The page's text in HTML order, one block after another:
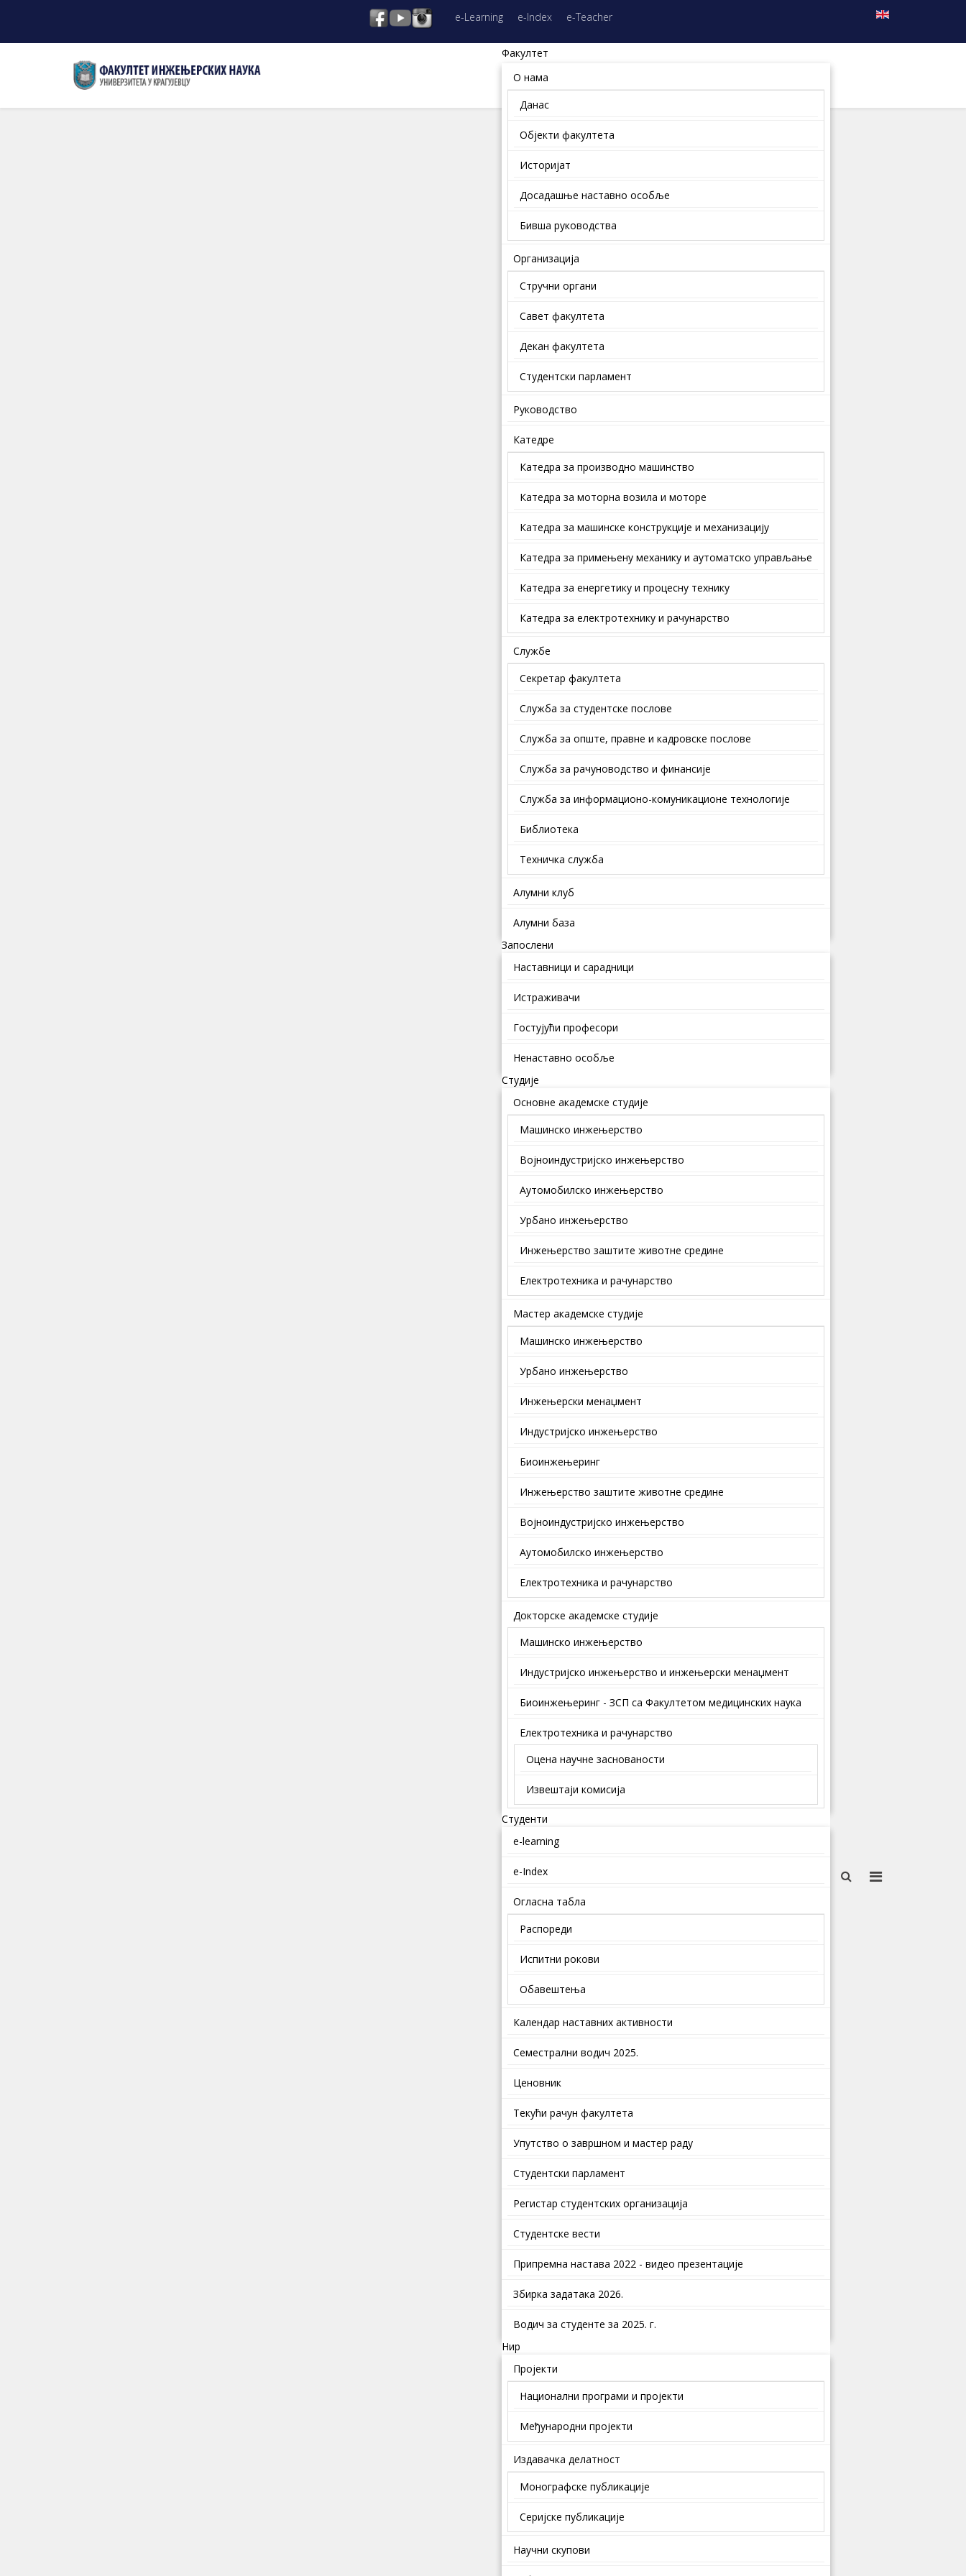
e-Learning e-Index e-Teacher
Факултет
О нама
Данас
Објекти факултета
Историјат
Досадашње наставно особље
Бивша руководства
Организација
Стручни органи
Савет факултета
Декан факултета
Студентски парламент
Руководство
Катедре
Катедра за производно машинство
Катедра за моторна возила и моторе
Катедра за машинске конструкције и механизацију
Катедра за примењену механику и аутоматско управљање
Катедра за енергетику и процесну технику
Катедра за електротехнику и рачунарство
Службе
Секретар факултета
Служба за студентске послове
Службa зa oпштe, прaвнe и кaдрoвскe пoслoвe
Служба за рачуноводство и финансије
Служба за информационо-комуникационе технологије
Библиотека
Техничка служба
Алумни клуб
Алумни база
Запослени
Наставници и сарадници
Истраживачи
Гостујући професори
Ненаставно особље
Студије
Основне академске студије
Машинско инжењерство
Војноиндустријско инжењерство
Аутомобилско инжењерство
Урбано инжењерство
Инжењерство заштите животне средине
Електротехника и рачунарство
Мастер академске студије
Машинско инжењерство
Урбано инжењерство
Инжењерски менаџмент
Индустријско инжењерство
Биоинжењеринг
Инжењерство заштите животне средине
Војноиндустријско инжењерство
Аутомобилско инжењерство
Електротехника и рачунарство
Докторске академске студије
Mашинско инжењерство
Индустријско инжењерство и инжењерски менаџмент
Биоинжењеринг - ЗСП са Факултетом медицинских наука
Електротехника и рачунарство
Оцена научне заснованости
Извештаји комисија
Студенти
e-learning
e-Index
Огласна табла
Распореди
Испитни рокови
Обавештења
Календар наставних активности
Семестрални водич 2025.
Ценовник
Текући рачун факултета
Упутство о завршном и мастер раду
Студентски парламент
Регистар студентских организација
Студентске вести
Припремна настава 2022 - видео презентације
Збирка задатака 2026.
Водич за студенте за 2025. г.
Нир
Пројекти
Национални програми и пројекти
Међународни пројекти
Издавачка делатност
Монографске публикације
Серијске публикације
Научни скупови